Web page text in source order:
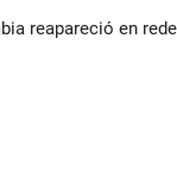
reapareció en